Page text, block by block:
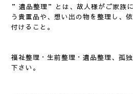
”遺品整理”とは、故人様がご家族
う貴重品や、想い出の物を整理し、
付けること。
福祉整理・生前整理・遺品整理、孤
下さい。